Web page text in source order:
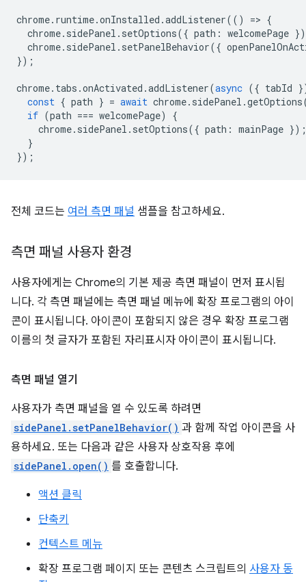
chrome. runtime.onInstalled .addListener(() => {
chrome. sidePanel . setOptions({ path : welcomePage
chrome. sidePanel . setPanelBehavior({
});
chrome. tabs .onActivated .addListener(async ({ tabId
const { path } = await chrome. sidePanel .getOptions
if (path === welcomePage)
{
chrome. sidePanel . setOptions({ path : mainPage });
}
});
전체 코드는 여러 측면 패널 샘플을 참고하세요.
측면 패널 사용자 환경
사용자에게는 Chrome의 기본 제공 측면 패널이 먼저 표시됩
니다. 각 측면 패널에는 측면 패널 메뉴에 확장 프로그램의 아이
콘이 표시됩니다. 아이콘이 포함되지 않은 경우 확장 프로그램
이름의 첫 글자가 포함된 자리표시자 아이콘이 표시됩니다.
측면 패널 열기
사용자가 측면 패널을 열 수 있도록 하려면
sidePanel.setPanelBehavior() 과 함께 작업 아이콘을 사
용하세요. 또는 다음과 같은 사용자 상호작용 후에
sidePanel.open() 를 호출합니다.
액션 클릭
단축키
컨텍스트 메뉴
확장 프로그램 페이지 또는 콘텐츠 스크립트의 사용자 동